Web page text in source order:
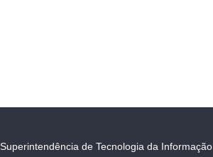
Superintendência de Tecnologia da Informação